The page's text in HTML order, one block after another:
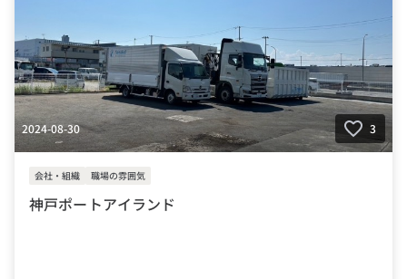
2024-08-30 3
会社・組織 職場の雰囲気
神戸ポートアイランド